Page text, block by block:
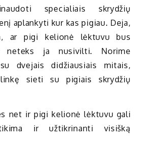
specialiais skrydžių
aplankyti kur kas pigiau. Deja,
ar pigi kelionė lėktuvu bus
ja nusivilti. Norime
dvejais didžiausiais mitais,
sieti su pigiais skrydžių
net ir pigi kelionė lėktuvu gali
ir užtikrinanti visišką